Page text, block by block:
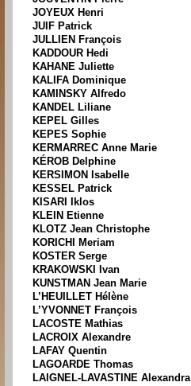
JOYEUX Henri
JUIF Patrick
JULLIEN François
KADDOUR Hedi
KAHANE Juliette
KALIFA Dominique
KAMINSKY Alfredo
KANDEL Liliane
KEPEL Gilles
KEPES Sophie
KERMARREC Anne Marie
KÉROB Delphine
KERSIMON Isabelle
KESSEL Patrick
KISARI Iklos
KLEIN Etienne
KLOTZ Jean Christophe
KORICHI Meriam
KOSTER Serge
KRAKOWSKI Ivan
KUNSTMAN Jean Marie
L’HEUILLET Hélène
L’YVONNET François
LACOSTE Mathias
LACROIX Alexandre
LAFAY Quentin
LAGOARDE Thomas
LAIGNEL-LAVASTINE Alexandra